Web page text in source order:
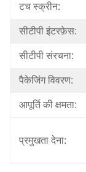
टच स्क्रीन:
सीटीपी इंटरफ़ेस:
सीटीपी संरचना:
पैकेजिंग विवरण:
आपूर्ति की क्षमता:
प्रमुखता देना: